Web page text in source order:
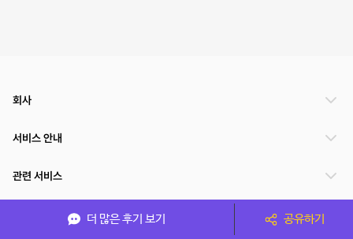
더 많은 후기 보기 공유하기
회사
서비스 안내
관련 서비스